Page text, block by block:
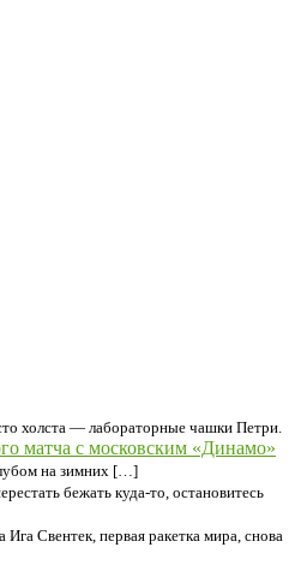
холста — лабораторные чашки Петри.
матча с московским «Динамо»
на зимних […]
бежать куда-то, остановитесь
Ига Свентек, первая ракетка мира, снова